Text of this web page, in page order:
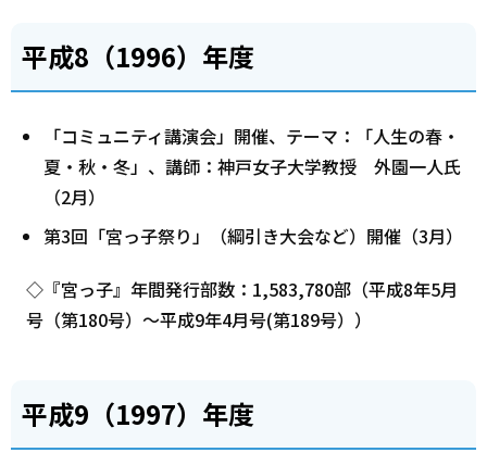
平成8（1996）年度
「コミュニティ講演会」開催、テーマ：「人生の春・
夏・秋・冬」、講師：神戸女子大学教授 外園一人氏
（2月）
第3回「宮っ子祭り」（綱引き大会など）開催（3月）
◇『宮っ子』年間発行部数：1,583,780部（平成8年5月
号（第180号）～平成9年4月号(第189号））
平成9（1997）年度